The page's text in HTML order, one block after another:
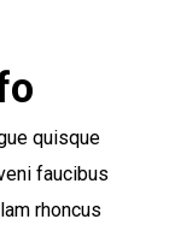
quisque
faucibus
rhoncus